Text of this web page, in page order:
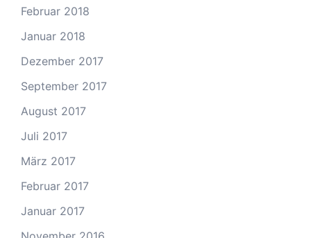
Februar 2018
Januar 2018
Dezember 2017
September 2017
August 2017
Juli 2017
März 2017
Februar 2017
Januar 2017